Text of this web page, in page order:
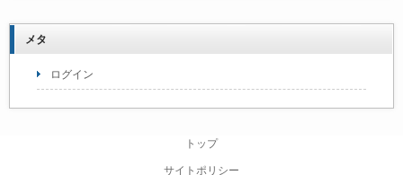
メタ
ログイン
トップ
サイトポリシー